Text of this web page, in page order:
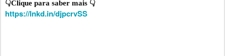
https://lnkd.in/djpcrvSS